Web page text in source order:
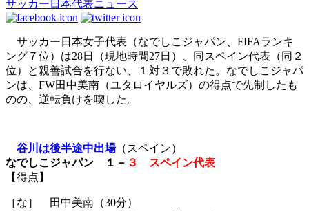
サッカー日本代表ニュース
サッカー日本女子代表（なでしこジャパン、FIFAランキ
ング７位）は28日（現地時間27日）、同スペイン代表（同２
位）と親善試合を行ない、１対３で敗れた。なでしこジャパ
ンは、FW田中美南（ユタロイヤルズ）の得点で先制したも
のの、逆転負けを喫した。
谷川は後半途中出場（スペイン）
なでしこジャパン １－ ３ スペイン代表
【得点】
［な］ 田中美南（30分）